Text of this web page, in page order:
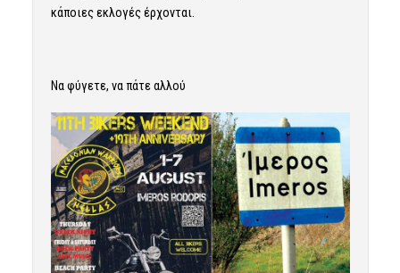
κάποιες εκλογές έρχονται.
Να φύγετε, να πάτε αλλού